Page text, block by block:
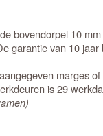
bovendorpel 10
garantie van 10
marges
is 29